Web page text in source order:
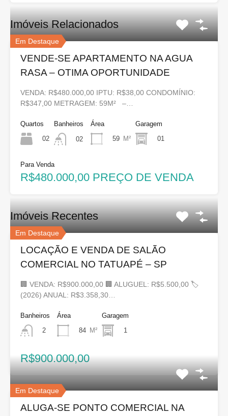
Imóveis Relacionados
Em Destaque
VENDE-SE APARTAMENTO NA AGUA
RASA – OTIMA OPORTUNIDADE
VENDA: R$480.000,00 IPTU: R$38,00 CONDOMÍNIO:
R$347,00 METRAGEM: 59M² –…
Quartos
02
Banheiros
02
Área
59 M²
Garagem
01
Para Venda
R$480.000,00 PREÇO DE VENDA
Imóveis Recentes
Em Destaque
LOCAÇÃO E VENDA DE SALÃO
COMERCIAL NO TATUAPÉ – SP
🏢 VENDA: R$900.000,00 🏢 ALUGUEL: R$5.500,00 🏷
(2026) ANUAL: R$3.358,30…
Banheiros
2
Área
84 M²
Garagem
1
R$900.000,00
Em Destaque
ALUGA-SE PONTO COMERCIAL NA